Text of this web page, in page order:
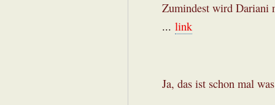
Zumindest wird Dariani
... link
Ja, das ist schon mal